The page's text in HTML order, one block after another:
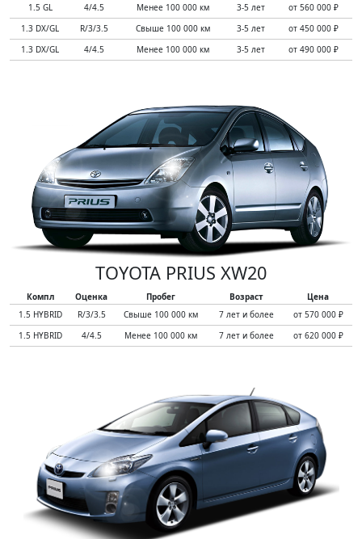
1.5 GL
4/4.5 Менее 100 000 км 3-5 лет
от 560 000 ₽
1.3 DX/GL
R/3/3.5 Свыше 100 000 км 3-5 лет
от 450 000 ₽
1.3 DX/GL
4/4.5 Менее 100 000 км 3-5 лет от 490 000 ₽
TOYOTA PRIUS XW20
Компл Оценка Пробег Возраст
Цена
1.5 HYBRID
R/3/3.5 Свыше 100 000 км 7 лет и более
от 570 000 ₽
1.5 HYBRID
4/4.5 Менее 100 000 км 7 лет и более от 620 000 ₽